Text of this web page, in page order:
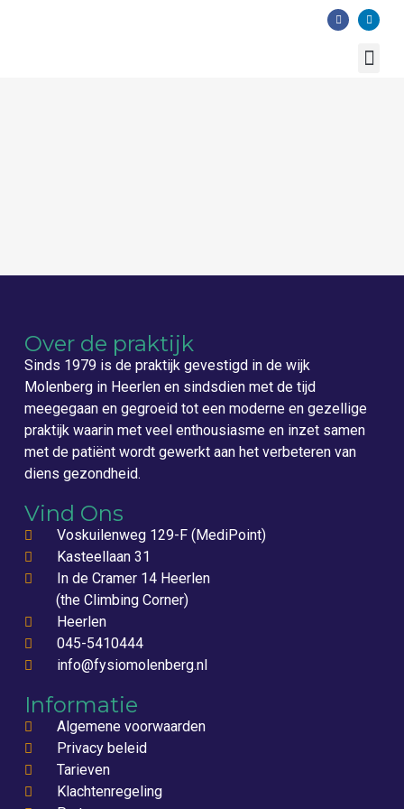
Over de praktijk
Sinds 1979 is de praktijk gevestigd in de wijk
Molenberg in Heerlen en sindsdien met de tijd
meegegaan en gegroeid tot een moderne en gezellige
praktijk waarin met veel enthousiasme en inzet samen
met de patiënt wordt gewerkt aan het verbeteren van
diens gezondheid.
Vind Ons
Voskuilenweg 129-F (MediPoint)
Kasteellaan 31
In de Cramer 14 Heerlen
(the Climbing Corner)
Heerlen
045-5410444
info@fysiomolenberg.nl
Informatie
Algemene voorwaarden
Privacy beleid
Tarieven
Klachtenregeling